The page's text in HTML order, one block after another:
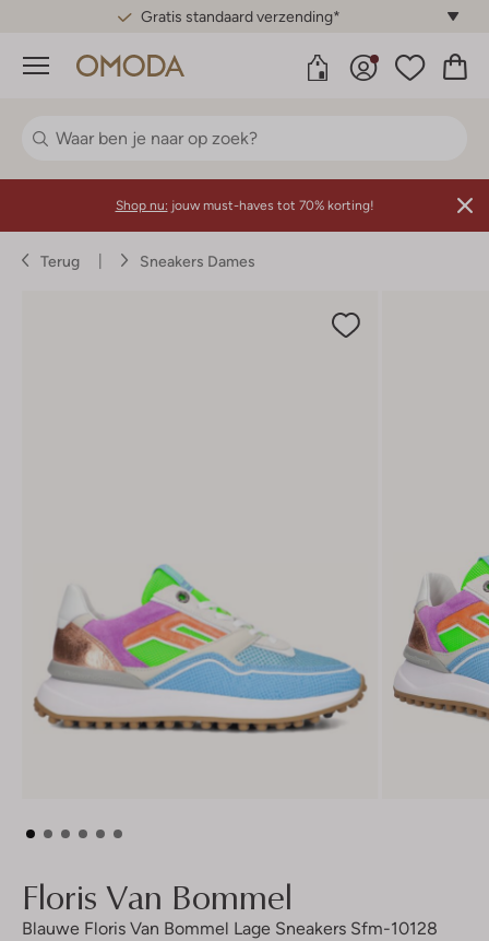
Gratis standaard verzending*
Menu
Shop nu: jouw must-haves tot 70% korting!
Terug Sneakers Dames
Floris Van Bommel
Blauwe Floris Van Bommel Lage Sneakers Sfm-10128